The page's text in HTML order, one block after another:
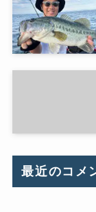
最近のコメ